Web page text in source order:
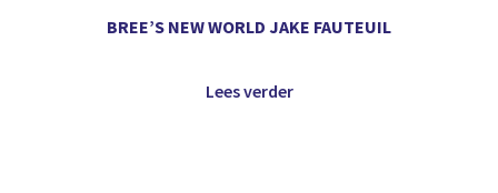
BREE’S NEW WORLD JAKE FAUTEUIL
Lees verder